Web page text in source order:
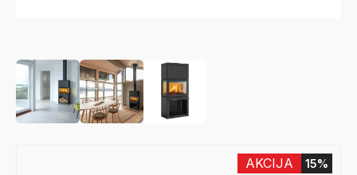
AKCIJA 15%